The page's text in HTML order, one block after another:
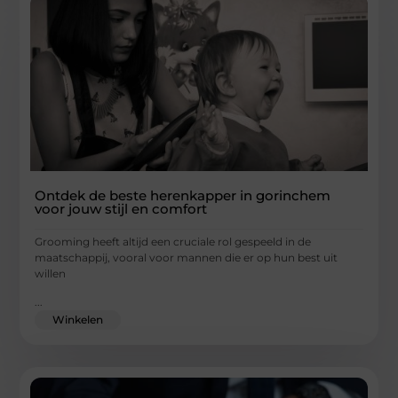
Ontdek de beste herenkapper in gorinchem
voor jouw stijl en comfort
Grooming heeft altijd een cruciale rol gespeeld in de
maatschappij, vooral voor mannen die er op hun best uit
willen
...
Winkelen